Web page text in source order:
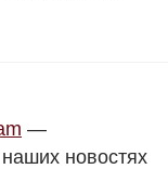
—
новостях